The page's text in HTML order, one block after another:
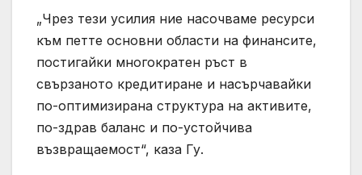
„Чрез тези усилия ние насочваме ресурси
към петте основни области на финансите,
постигайки многократен ръст в
свързаното кредитиране и насърчавайки
по-оптимизирана структура на активите,
по-здрав баланс и по-устойчива
възвращаемост“, каза Гу.